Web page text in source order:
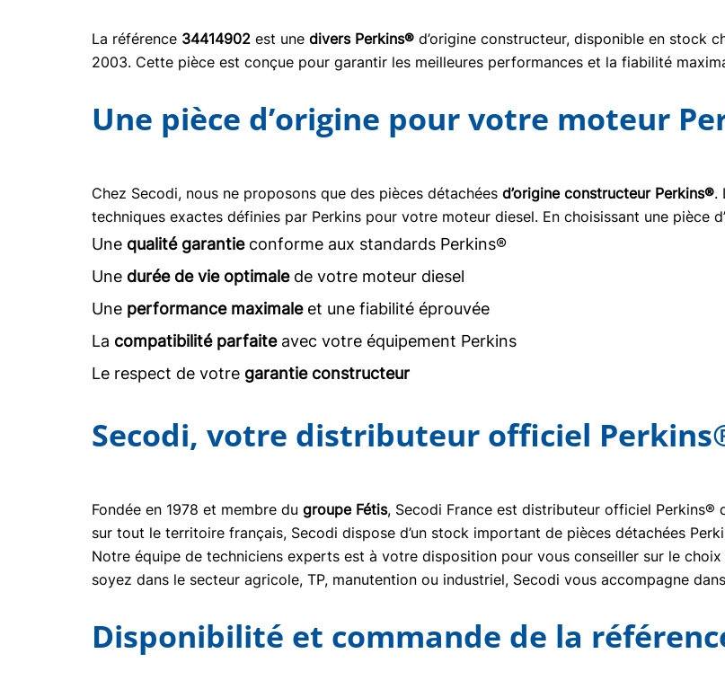
La référence 34414902 est une divers Perkins® d’origine constructeur, disponible en stock
2003. Cette pièce est conçue pour garantir les meilleures performances et la fiabilité
Une pièce d’origine pour votre moteur
Chez Secodi, nous ne proposons que des pièces détachées d’origine constructeur Perkins®.
techniques exactes définies par Perkins pour votre moteur diesel. En choisissant une pièce
Une qualité garantieconforme aux standards Perkins®
Une durée de vie optimalede votre moteur diesel
Une performance maximaleet une fiabilité éprouvée
La compatibilité parfaiteavec votre équipement Perkins
Le respect de votre garantie constructeur
Secodi, votre distributeur officiel
Fondée en 1978 et membre du groupe Fétis, Secodi France est distributeur officiel Perkins®
sur tout le territoire français, Secodi dispose d’un stock important de pièces détachées
Notre équipe de techniciens experts est à votre disposition pour vous conseiller sur le
soyez dans le secteur agricole, TP, manutention ou industriel, Secodi vous accompagne
Disponibilité et commande de la